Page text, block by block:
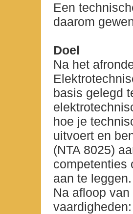
Een
daarom
Doel
Na het
basis gelegd
hoe je
uitvoert en
(NTA 8025)
competenties
aan te leggen.
Na afloop
vaardigheden: